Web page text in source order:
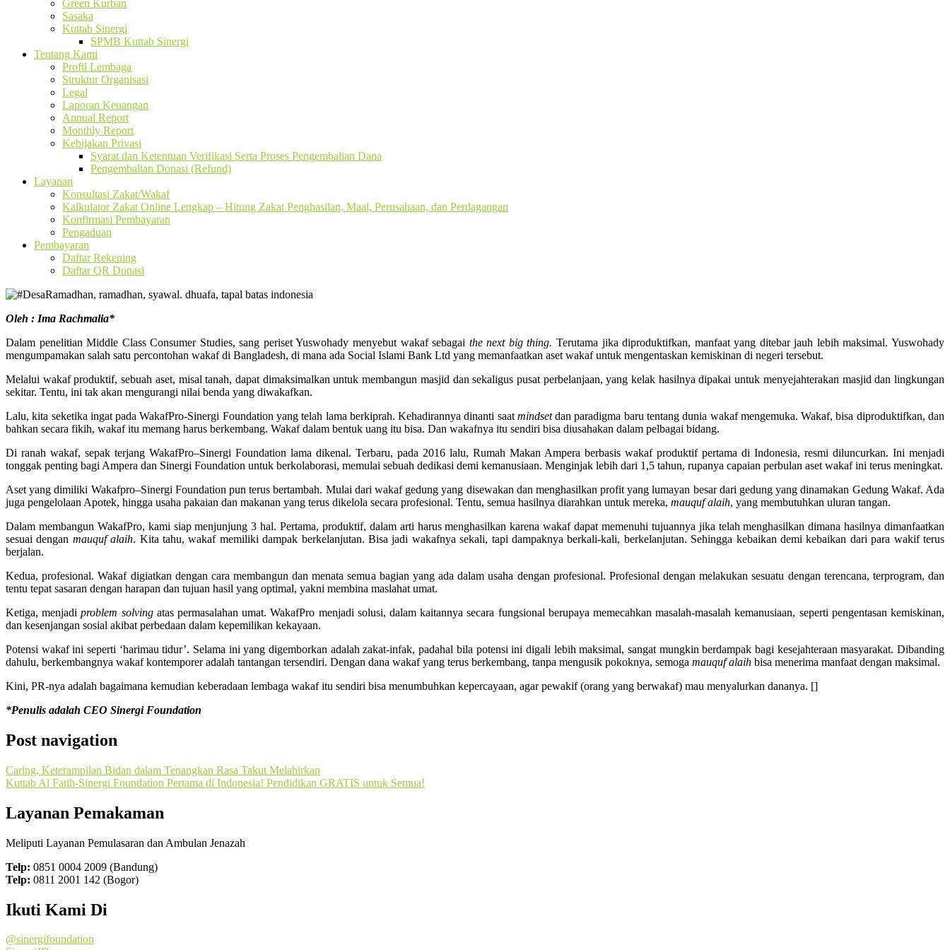
Green Kurban
Sasaka
Kuttab Sinergi
SPMB Kuttab Sinergi
Tentang Kami
Profil Lembaga
Struktur Organisasi
Legal
Laporan Keuangan
Annual Report
Monthly Report
Kebijakan Privasi
Syarat dan Ketentuan Verifikasi Serta Proses Pengembalian Dana
Pengembalian Donasi (Refund)
Layanan
Konsultasi Zakat/Wakaf
Kalkulator Zakat Online Lengkap – Hitung Zakat Penghasilan, Maal, Perusahaan, dan Perdagangan
Konfirmasi Pembayaran
Pengaduan
Pembayaran
Daftar Rekening
Daftar QR Donasi
Oleh : Ima Rachmalia*
Dalam penelitian Middle Class Consumer Studies, sang periset Yuswohady menyebut wakaf sebagai the next big thing. Terutama jika diproduktifkan, manfaat yang ditebar jauh lebih maksimal. Yuswohady
mengumpamakan salah satu percontohan wakaf di Bangladesh, di mana ada Social Islami Bank Ltd yang memanfaatkan aset wakaf untuk mengentaskan kemiskinan di negeri tersebut.
Melalui wakaf produktif, sebuah aset, misal tanah, dapat dimaksimalkan untuk membangun masjid dan sekaligus pusat perbelanjaan, yang kelak hasilnya dipakai untuk menyejahterakan masjid dan lingkungan
sekitar. Tentu, ini tak akan mengurangi nilai benda yang diwakafkan.
Lalu, kita seketika ingat pada WakafPro-Sinergi Foundation yang telah lama berkiprah. Kehadirannya dinanti saat mindsetdan paradigma baru tentang dunia wakaf mengemuka. Wakaf, bisa diproduktifkan, dan
bahkan secara fikih, wakaf itu memang harus berkembang. Wakaf dalam bentuk uang itu bisa. Dan wakafnya itu sendiri bisa diusahakan dalam pelbagai bidang.
Di ranah wakaf, sepak terjang WakafPro–Sinergi Foundation lama dikenal. Terbaru, pada 2016 lalu, Rumah Makan Ampera berbasis wakaf produktif pertama di Indonesia, resmi diluncurkan. Ini menjadi
tonggak penting bagi Ampera dan Sinergi Foundation untuk berkolaborasi, memulai sebuah dedikasi demi kemanusiaan. Menginjak lebih dari 1,5 tahun, rupanya capaian perbulan aset wakaf ini terus meningkat.
Aset yang dimiliki Wakafpro–Sinergi Foundation pun terus bertambah. Mulai dari wakaf gedung yang disewakan dan menghasilkan profit yang lumayan besar dari gedung yang dinamakan Gedung Wakaf. Ada
juga pengelolaan Apotek, hingga usaha pakaian dan makanan yang terus dikelola secara profesional. Tentu, semua hasilnya diarahkan untuk mereka, mauquf alaih, yang membutuhkan uluran tangan.
Dalam membangun WakafPro, kami siap menjunjung 3 hal. Pertama, produktif, dalam arti harus menghasilkan karena wakaf dapat memenuhi tujuannya jika telah menghasilkan dimana hasilnya dimanfaatkan
sesuai dengan mauquf alaih. Kita tahu, wakaf memiliki dampak berkelanjutan. Bisa jadi wakafnya sekali, tapi dampaknya berkali-kali, berkelanjutan. Sehingga kebaikan demi kebaikan dari para wakif terus
berjalan.
Kedua, profesional. Wakaf digiatkan dengan cara membangun dan menata semua bagian yang ada dalam usaha dengan profesional. Profesional dengan melakukan sesuatu dengan terencana, terprogram, dan
tentu tepat sasaran dengan harapan dan tujuan hasil yang optimal, yakni membina maslahat umat.
Ketiga, menjadiproblem solvingatas permasalahan umat. WakafPro menjadi solusi, dalam kaitannya secara fungsional berupaya memecahkan masalah-masalah kemanusiaan, seperti pengentasan kemiskinan,
dan kesenjangan sosial akibat perbedaan dalam kepemilikan kekayaan.
Potensi wakaf ini seperti ‘harimau tidur’. Selama ini yang digemborkan adalah zakat-infak, padahal bila potensi ini digali lebih maksimal, sangat mungkin berdampak bagi kesejahteraan masyarakat. Dibanding
dahulu, berkembangnya wakaf kontemporer adalah tantangan tersendiri. Dengan dana wakaf yang terus berkembang, tanpa mengusik pokoknya, semoga mauquf alaih bisa menerima manfaat dengan maksimal.
Kini, PR-nya adalah bagaimana kemudian keberadaan lembaga wakaf itu sendiri bisa menumbuhkan kepercayaan, agar pewakif (orang yang berwakaf) mau menyalurkan dananya. []
*Penulis adalah CEO Sinergi Foundation
Post navigation
Caring, Keterampilan Bidan dalam Tenangkan Rasa Takut Melahirkan
Kuttab Al Fatih-Sinergi Foundation Pertama di Indonesia! Pendidikan GRATIS untuk Semua!
Layanan Pemakaman
Meliputi Layanan Pemulasaran dan Ambulan Jenazah
Telp: 0851 0004 2009 (Bandung)
Telp: 0811 2001 142 (Bogor)
Ikuti Kami Di
@sinergifoundation